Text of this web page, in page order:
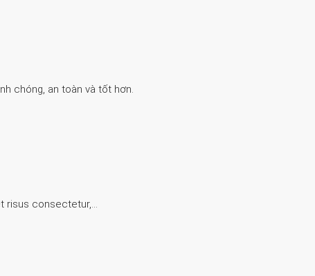
chóng, an toàn và tốt hơn.
risus consectetur,…